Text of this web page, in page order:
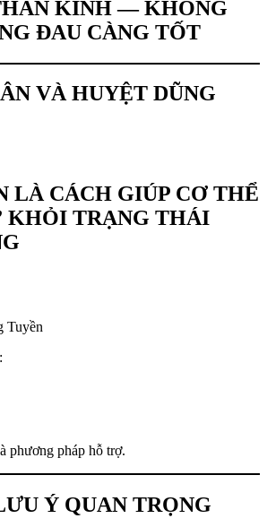
KINH — KHÔNG
ĐAU CÀNG TỐT
VÀ HUYỆT DŨNG
LÀ CÁCH GIÚP CƠ THỂ
KHỎI TRẠNG THÁI
Tuyền
phương pháp hỗ trợ.
Ý QUAN TRỌNG